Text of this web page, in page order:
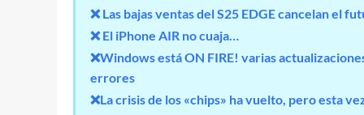
❌ Las bajas ventas del S25 EDGE cancelan el
❌ El iPhone AIR no cuaja…
❌Windows está ON FIRE! varias
errores
❌La crisis de los «chips» ha vuelto, pero esta